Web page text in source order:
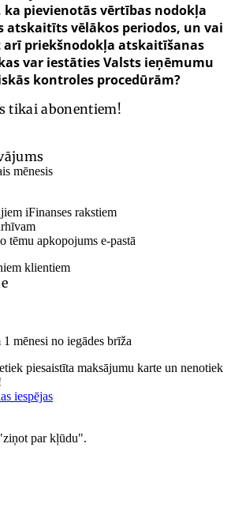
pievienotās vērtības nodokļa
atskaitīts vēlākos periodos, un vai
priekšnodokļa atskaitīšanas
var iestāties Valsts ieņēmumu
kontroles procedūrām?
tikai abonentiem!
mēnesis
iFinanses rakstiem
tēmu apkopojums e-pastā
klientiem
mēnesi no iegādes brīža
piesaistīta maksājumu karte un nenotiek
iespējas
par kļūdu".